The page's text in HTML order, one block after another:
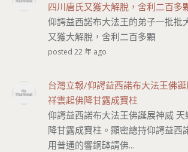
四川唐氏又獲大解脫，舍利二百多
仰諤益西諾布大法王的弟子一批批
又獲大解脫，舍利二百多顆
posted 22 年 ago
台灣立報/仰諤益西諾布大法王佛
祥雲起佛降甘露成寶柱
仰諤益西諾布大法王佛誕展神威 天
降甘露成寶柱。顯密總持仰諤益西
用普通的響銅缽請佛...